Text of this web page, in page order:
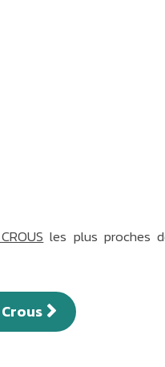
les plus proches